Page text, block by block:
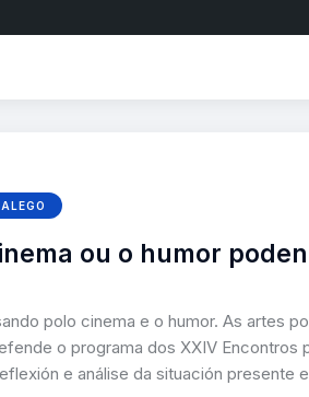
ou o humor
polo cinema e o humor. As artes
o programa dos XXIV Encontros
e análise da situación presente